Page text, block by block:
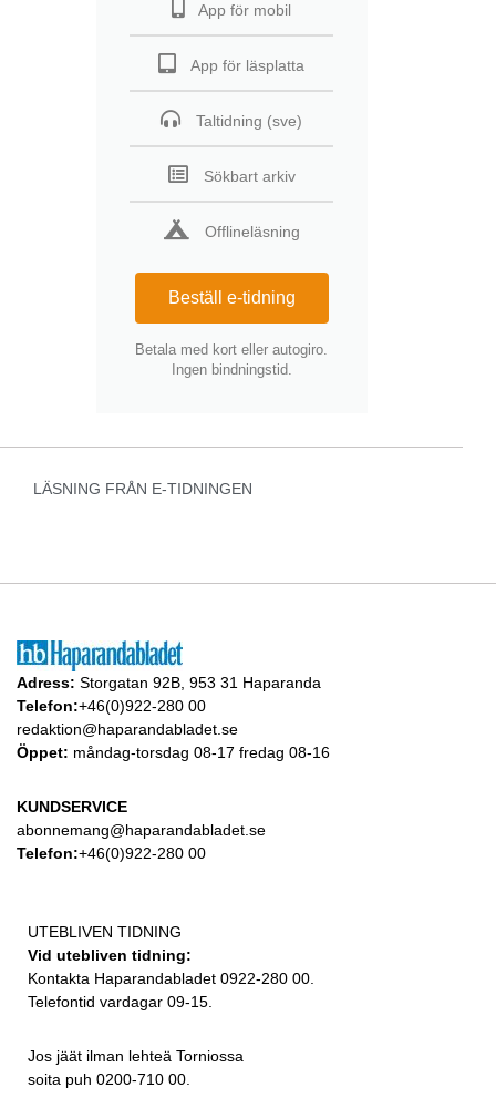
App för mobil
App för läsplatta
Taltidning (sve)
Sökbart arkiv
Offlineläsning
Beställ e-tidning
Betala med kort eller autogiro.
Ingen bindningstid.
LÄSNING FRÅN E-TIDNINGEN
Adress: Storgatan 92B, 953 31 Haparanda
Telefon:+46(0)922-280 00
redaktion@haparandabladet.se
Öppet: måndag-torsdag 08-17 fredag 08-16
KUNDSERVICE
abonnemang@haparandabladet.se
Telefon:+46(0)922-280 00
UTEBLIVEN TIDNING
Vid utebliven tidning:
Kontakta Haparandabladet 0922-280 00.
Telefontid vardagar 09-15.
Jos jäät ilman lehteä Torniossa
soita puh 0200-710 00.